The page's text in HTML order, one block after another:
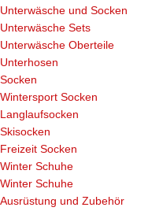
Unterwäsche und Socken
Unterwäsche Sets
Unterwäsche Oberteile
Unterhosen
Socken
Wintersport Socken
Langlaufsocken
Skisocken
Freizeit Socken
Winter Schuhe
Winter Schuhe
Ausrüstung und Zubehör